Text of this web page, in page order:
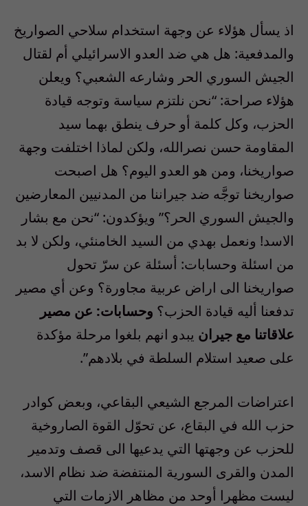
اذ يسأل هؤلاء عن وجهة استخدام سلاحي الصواريخ
والمدفعية: هل هي ضد العدو الاسرائيلي أم لقتال
الجيش السوري الحر وشارعه الشعبي؟ ويعلن
هؤلاء صراحة: “نحن نلتزم سياسة وتوجه قيادة
الحزب، وكل كلمة أو حرف ينطق بهما سيد
المقاومة حسن نصرالله، ولكن لماذا اختلفت وجهة
صواريخنا، ومن هو العدو اليوم؟ هل اصبحت
صواريخنا توجَّه ضد جيراننا من المدنيين المعارضين
والجيش السوري الحر؟” ويؤكدون: “نحن مع بشار
الاسد! ونعمل بهدي من السيد الخامنئي، ولكن لا بد
من اسئلة وحسابات: أسئلة عن سرّ تحول
صواريخنا الى اراض عربية مجاورة؟ وعن أي مصير
تدفعنا أليه قيادة الحزب؟ وحسابات: عن مصير
علاقاتنا مع جيران يبدو انهم بلغوا مرحلة مؤكدة
على صعيد استلام السلطة في بلادهم”.
اعتراضات المرجع الشيعي البقاعي، وبعض كوادر
حزب الله في البقاع، عن تحوّل القوة الصاروخية
للحزب عن وجهتها التي يدعيها الى قصف وتدمير
المدن والقرى السورية المنتفضة ضد نظام الاسد،
ليست مظهرا أوحد من مظاهر الازمات التي